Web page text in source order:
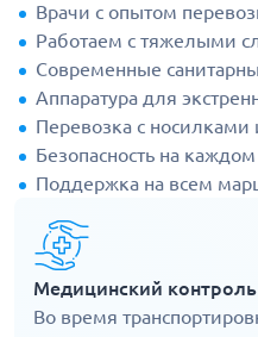
Врачи с опытом
Работаем с тяжелыми
Современные
Аппаратура для
Перевозка с
Безопасность на каждом
Поддержка на всем
Медицинский контроль
Во время